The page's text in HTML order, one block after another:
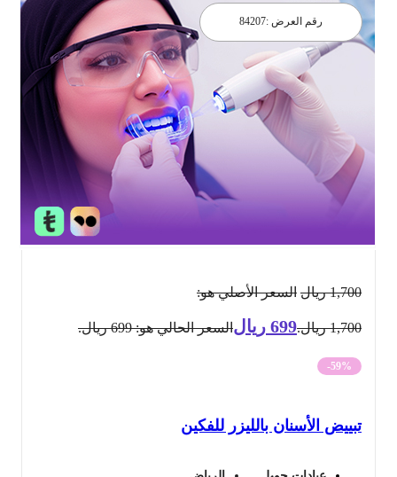
رقم العرض : 84207
1,700 ريال السعر الأصلي هو:
1,700 ريال. 699 ريالالسعر الحالي هو: 699 ريال.
-59%
تبييض الأسنان بالليزر للفكين